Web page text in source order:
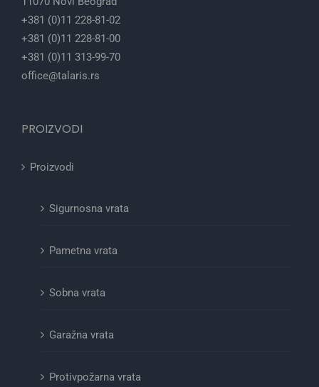
+381 (0)11 228-81-02
+381 (0)11 228-81-00
+381 (0)11 313-99-70
office@talaris.rs
PROIZVODI
Proizvodi
Sigurnosna vrata
Pametna vrata
Sobna vrata
Garažna vrata
Protivpožarna vrata